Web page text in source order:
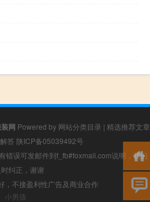
网 Powered by 网站分类目录 | 精选推荐文章
答 陕ICP备05039492号
错误可发邮件到f_fb#foxmail.com说明，我们
纠正，谢谢
，不接盈利性广告及商业合作
小男孩